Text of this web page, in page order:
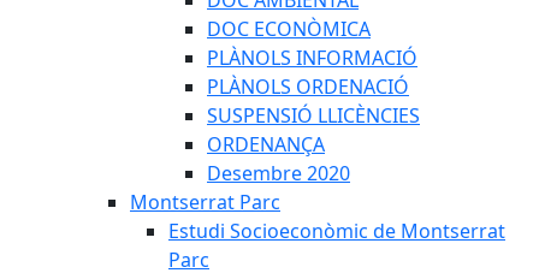
DOC ECONÒMICA
PLÀNOLS INFORMACIÓ
PLÀNOLS ORDENACIÓ
SUSPENSIÓ LLICÈNCIES
ORDENANÇA
Desembre 2020
Montserrat Parc
Estudi Socioeconòmic de Montserrat
Parc